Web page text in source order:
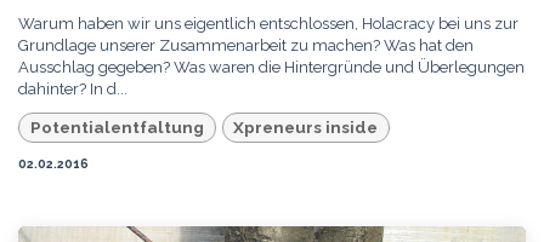
Warum haben wir uns eigentlich entschlossen, Holacracy bei uns zur
Grundlage unserer Zusammenarbeit zu machen? Was hat den
Ausschlag gegeben? Was waren die Hintergründe und Überlegungen
dahinter? In d...
Potentialentfaltung Xpreneurs inside
02.02.2016